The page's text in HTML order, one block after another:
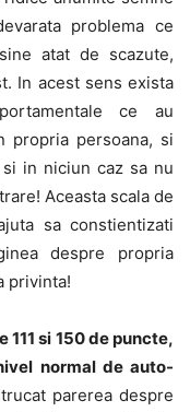
problema ce
atat de scazute,
In acest sens exista
ce au
propria persoana, si
in niciun caz sa nu
Aceasta scala de
sa constientizati
despre propria
privinta!
si 150 de puncte,
normal de auto-
parerea despre